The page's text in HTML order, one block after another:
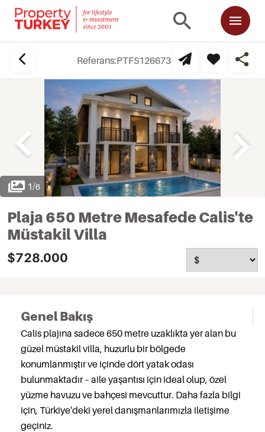
Referans:PTFS126673
1/6
Plaja 650 Metre Mesafede Calis'te
Müstakil Villa
$728.000
Genel Bakış
Calis plajına sadece 650 metre uzaklıkta yer alan bu
güzel müstakil villa, huzurlu bir bölgede
konumlanmıştır ve içinde dört yatak odası
bulunmaktadır – aile yaşantısı için ideal olup, özel
yüzme havuzu ve bahçesi mevcuttur. Daha fazla bilgi
için, Türkiye'deki yerel danışmanlarımızla iletişime
geçiniz.